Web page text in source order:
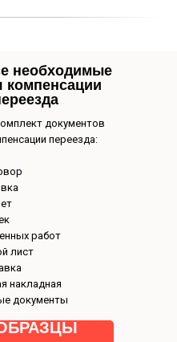
документов
переезда:
работ
лист
накладная
документы
необходимые
компенсации